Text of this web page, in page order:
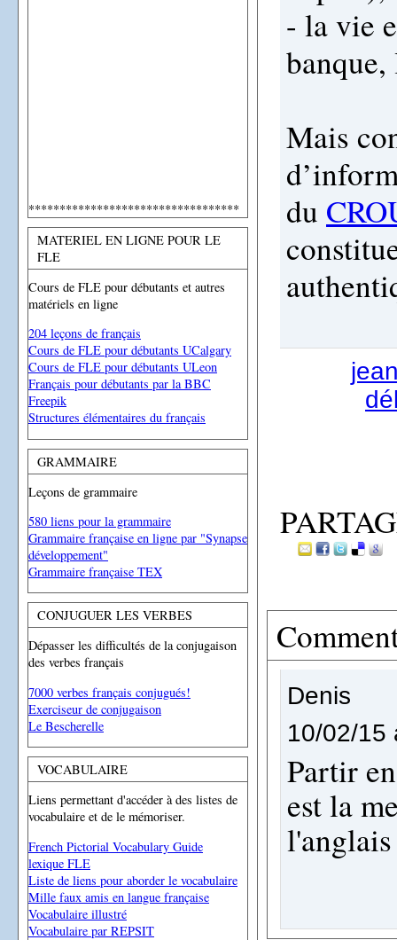
**********************************
MATERIEL EN LIGNE POUR LE
FLE
Cours de FLE pour débutants et autres
matériels en ligne
204 leçons de français
Cours de FLE pour débutants UCalgary
Cours de FLE pour débutants ULeon
Français pour débutants par la BBC
Freepik
Structures élémentaires du français
GRAMMAIRE
Leçons de grammaire
580 liens pour la grammaire
Grammaire française en ligne par "Synapse
développement"
Grammaire française TEX
CONJUGUER LES VERBES
Dépasser les difficultés de la conjugaison
des verbes français
7000 verbes français conjugués!
Exerciseur de conjugaison
Le Bescherelle
VOCABULAIRE
Liens permettant d'accéder à des listes de
vocabulaire et de le mémoriser.
French Pictorial Vocabulary Guide
lexique FLE
Liste de liens pour aborder le vocabulaire
Mille faux amis en langue française
Vocabulaire illustré
Vocabulaire par REPSIT
- la vie
Mais
du
Denis
10/02/15
Partir
est la